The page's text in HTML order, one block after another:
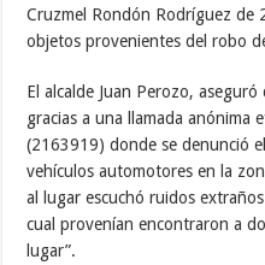
Cruzmel Rondón Rodríguez de
objetos provenientes del robo
El alcalde Juan Perozo,
gracias a una llamada anónima
(2163919) donde se denunció
vehículos automotores en la
al lugar escuchó ruidos
cual provenían encontraron a
lugar”.